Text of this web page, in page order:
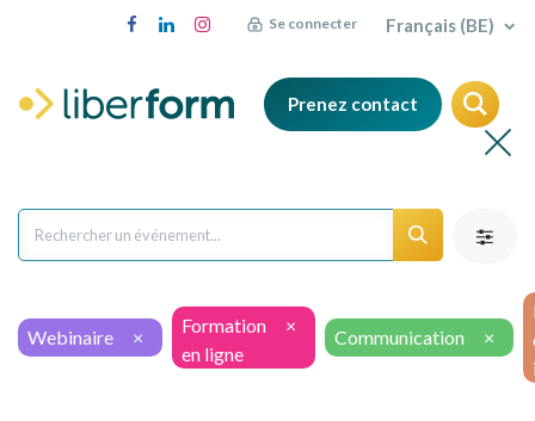
Se connecter Français (BE)
Prenez contact
Webinaire ×
Formation
en ligne
×
Communication ×